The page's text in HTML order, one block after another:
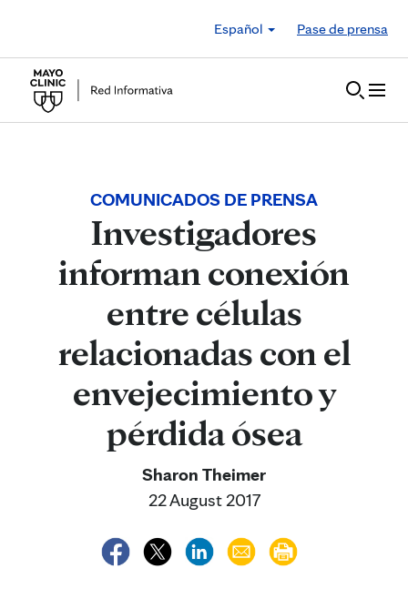
Español
Pase de prensa
COMUNICADOS DE PRENSA
Investigadores
informan conexión
entre células
relacionadas con el
envejecimiento y
pérdida ósea
Sharon Theimer
22 August 2017